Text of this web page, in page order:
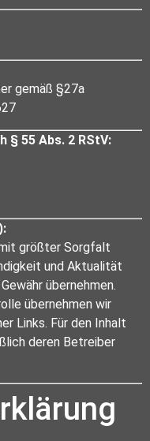
gemäß §27a
§ 55 Abs. 2 RStV:
größter Sorgfalt
und Aktualität
übernehmen.
übernehmen wir
Links. Für den Inhalt
deren Betreiber